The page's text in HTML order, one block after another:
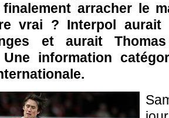
arracher le
vrai ? Interpol
et aurait
information